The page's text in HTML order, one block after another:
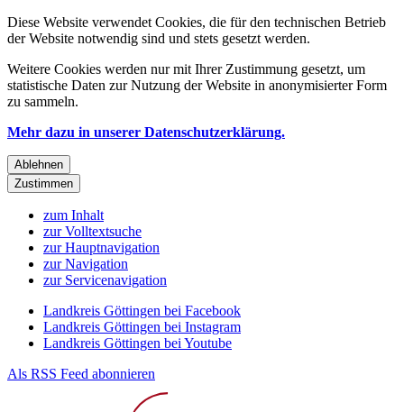
Diese Website verwendet Cookies, die für den technischen Betrieb
der Website notwendig sind und stets gesetzt werden.
Weitere Cookies werden nur mit Ihrer Zustimmung gesetzt, um
statistische Daten zur Nutzung der Website in anonymisierter Form
zu sammeln.
Mehr dazu in unserer Datenschutzerklärung.
Ablehnen
Zustimmen
zum Inhalt
zur Volltextsuche
zur Hauptnavigation
zur Navigation
zur Servicenavigation
Landkreis Göttingen bei Facebook
Landkreis Göttingen bei Instagram
Landkreis Göttingen bei Youtube
Als RSS Feed abonnieren